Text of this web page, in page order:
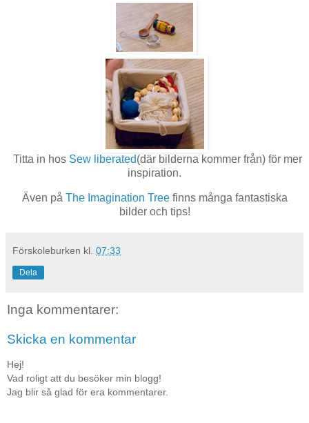
Titta in hos Sew liberated(där bilderna kommer från) för mer
inspiration.
Även på The Imagination Treefinns många fantastiska
bilder och tips!
Förskoleburken kl. 07:33
Dela
Inga kommentarer:
Skicka en kommentar
Hej!
Vad roligt att du besöker min blogg!
Jag blir så glad för era kommentarer.